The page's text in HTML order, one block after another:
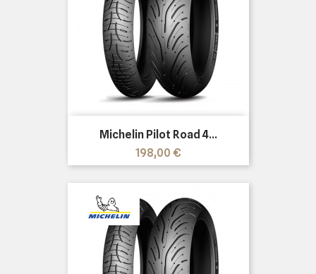
Michelin Pilot Road 4...
Precio
198,00 €